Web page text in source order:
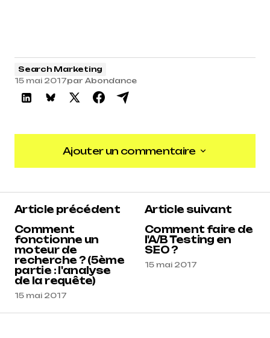
Search Marketing
15 mai 2017par Abondance
Ajouter un commentaire
Ajouter un commentaire
Article précédent
Comment
fonctionne un
moteur de
recherche ? (5ème
partie : l'analyse
de la requête)
15 mai 2017
Article suivant
Comment faire de
l'A/B Testing en
SEO ?
15 mai 2017